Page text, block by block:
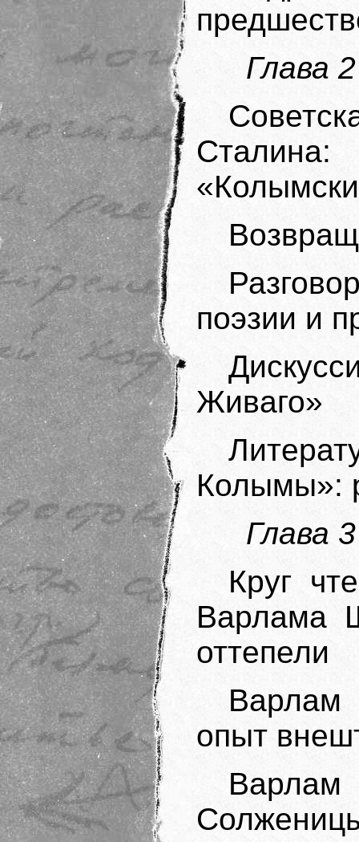
Глава 2
Сталина:
поэзии и
Живаго»
Колымы»:
Глава 3
Круг
Варлама
оттепели
Варлам
опыт